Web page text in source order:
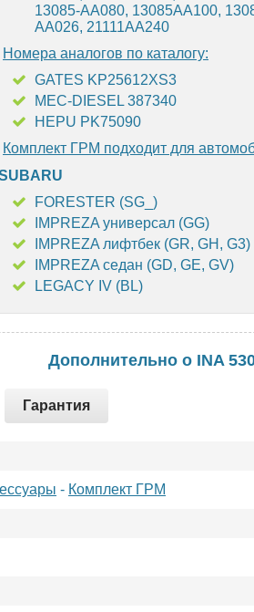
13085-AA080, 13085AA100,
AA026, 21111AA240
Номера аналогов по каталогу:
GATES KP25612XS3
MEC-DIESEL 387340
HEPU PK75090
Комплект ГРМ подходит для
FORESTER (SG_)
IMPREZA универсал (GG)
IMPREZA лифтбек (GR, GH, G3)
IMPREZA седан (GD, GE, GV)
LEGACY IV (BL)
Дополнительно о INA
Гарантия
- Комплект ГРМ